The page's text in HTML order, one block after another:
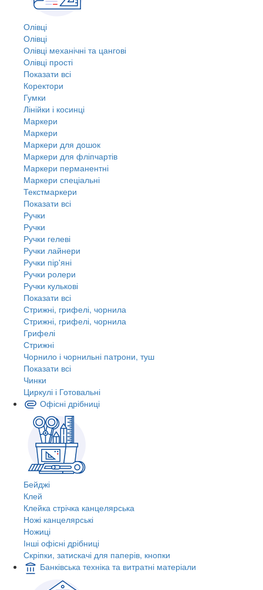
Олівці
Олівці
Олівці механічні та цангові
Олівці прості
Показати всі
Коректори
Гумки
Лінійки і косинці
Маркери
Маркери
Маркери для дошок
Маркери для фліпчартів
Маркери перманентні
Маркери спеціальні
Текстмаркери
Показати всі
Ручки
Ручки
Ручки гелеві
Ручки лайнери
Ручки пір'яні
Ручки ролери
Ручки кулькові
Показати всі
Стрижні, грифелі, чорнила
Стрижні, грифелі, чорнила
Грифелі
Стрижні
Чорнило і чорнильні патрони, туш
Показати всі
Чинки
Циркулі і Готовальні
Офісні дрібниці
Бейджі
Клей
Клейка стрічка канцелярська
Ножі канцелярські
Ножиці
Інші офісні дрібниці
Скріпки, затискачі для паперів, кнопки
Банківська техніка та витратні матеріали